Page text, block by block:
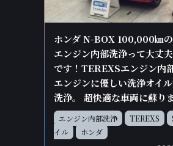
ホンダ N-BOX 100,000㎞
エンジン内部洗浄って大丈
です！TEREXSエンジン内
エンジンに優しい洗浄オイ
洗浄。 超快適な車両に蘇り
エンジン内部洗浄 TEREXS
イル
ホンダ